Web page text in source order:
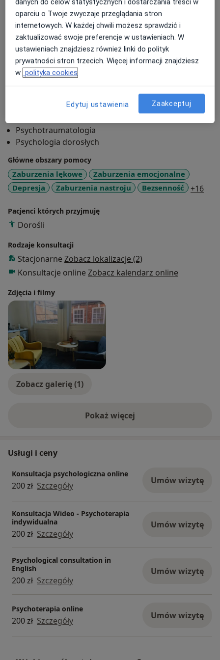
Feel free to book an appointment if you're ready to take
meaningful steps towards real change together.
więcejO mnie
Podejście terapeutyczne
Psychotraumatologia
Psychologia dorosłych
Główne obszary pomocy
Zaburzenia lękowe
Zaburzenia emocjonalne
Depresja
Zaburzenia nastroju Bezsenność +16
Pacjenci których przyjmuję
Dorośli
Rodzaje konsultacji
Stacjonarne Zobacz lokalizacje (2)
Konsultacje online Zobacz kalendarz online
Zdjęcia i filmy
Zobacz galerię (1)
Pokaż więcejo doświadczeniu
Usługi i ceny
Konsultacja psychologiczna online
200 zł Szczegóły Umów wizytę
Konsultacja Wideo - Psychoterapia
indywidualna
200 zł Szczegóły
Umów wizytę
Psychological consultation in
English
200 zł Szczegóły
Umów wizytę
Psychoterapia online
200 zł Szczegóły Umów wizytę
danych do celów statystycznych i dostarczania treści w
oparciu o Twoje zwyczaje przeglądania stron
internetowych. W każdej chwili możesz sprawdzić i
zaktualizować swoje preferencje w ustawieniach. W
ustawieniach znajdziesz również linki do polityk
prywatności stron trzecich. Więcej informacji znajdziesz
w polityka cookies
Edytuj ustawienia Zaakceptuj